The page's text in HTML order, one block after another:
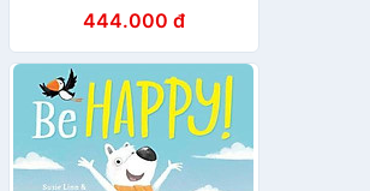
444.000 đ